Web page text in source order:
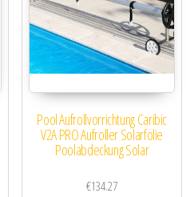
Pool Aufrollvorrichtung Caribic
V2A PRO Aufroller Solarfolie
Poolabdeckung Solar
€134.27